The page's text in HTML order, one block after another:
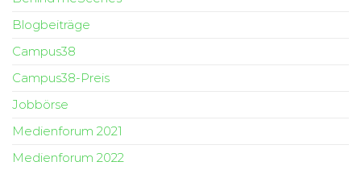
Blogbeiträge
Campus38
Campus38-Preis
Jobbörse
Medienforum 2021
Medienforum 2022